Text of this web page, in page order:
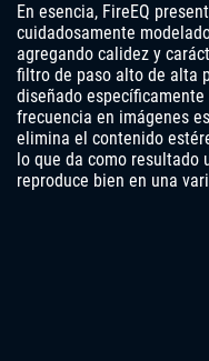
En esencia, FireEQ
cuidadosamente
agregando calidez y
filtro de paso alto de alta
diseñado
frecuencia en imágenes
elimina el contenido
lo que da como resultado
reproduce bien en una